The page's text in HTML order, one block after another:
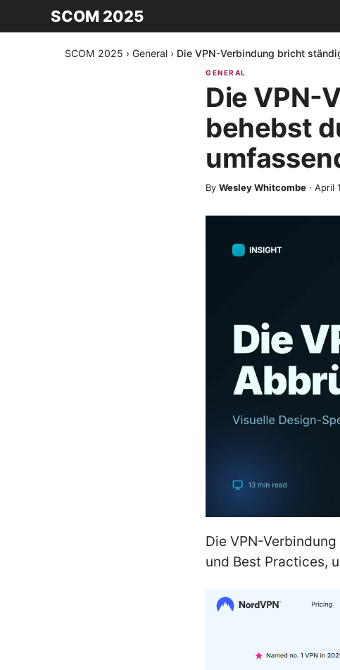
SCOM 2025
SCOM 2025 › General › Die VPN-Verbindung bricht
GENERAL
Die VPN-
behebst
By Wesley Whitcombe · April
Die VPN-
und Best Practices,